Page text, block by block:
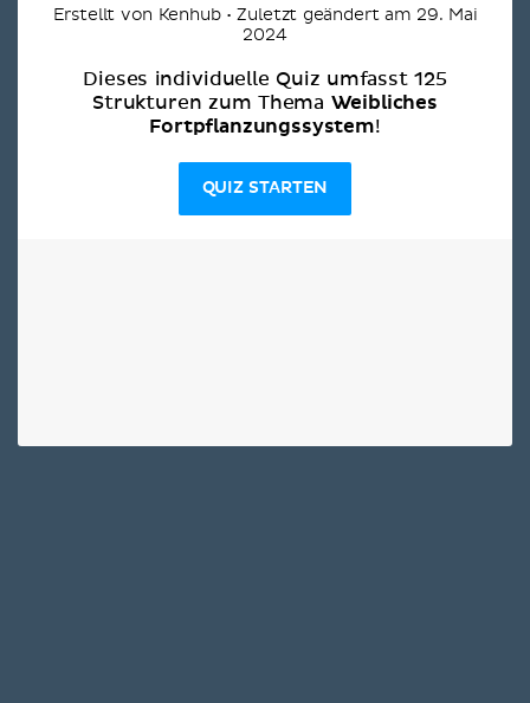
Erstellt von Kenhub • Zuletzt geändert am 29. Mai
2024
Dieses individuelle Quiz umfasst 125
Strukturen zum Thema Weibliches
Fortpflanzungssystem!
QUIZ STARTEN